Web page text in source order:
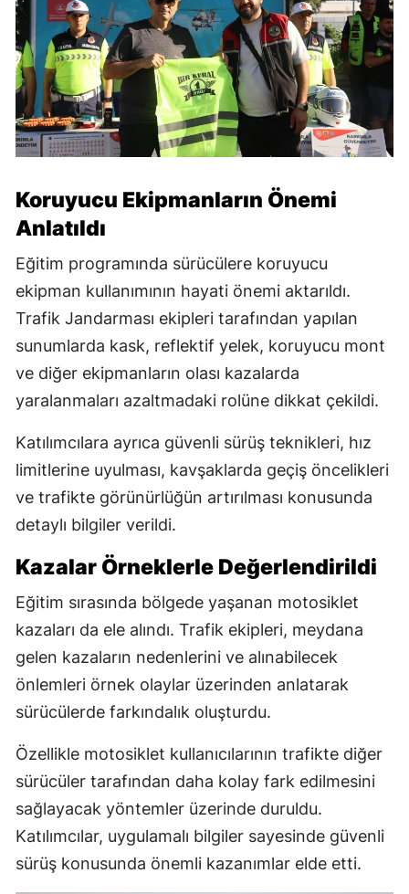
Koruyucu Ekipmanların Önemi
Anlatıldı
Eğitim programında sürücülere koruyucu
ekipman kullanımının hayati önemi aktarıldı.
Trafik Jandarması ekipleri tarafından yapılan
sunumlarda kask, reflektif yelek, koruyucu mont
ve diğer ekipmanların olası kazalarda
yaralanmaları azaltmadaki rolüne dikkat çekildi.
Katılımcılara ayrıca güvenli sürüş teknikleri, hız
limitlerine uyulması, kavşaklarda geçiş öncelikleri
ve trafikte görünürlüğün artırılması konusunda
detaylı bilgiler verildi.
Kazalar Örneklerle Değerlendirildi
Eğitim sırasında bölgede yaşanan motosiklet
kazaları da ele alındı. Trafik ekipleri, meydana
gelen kazaların nedenlerini ve alınabilecek
önlemleri örnek olaylar üzerinden anlatarak
sürücülerde farkındalık oluşturdu.
Özellikle motosiklet kullanıcılarının trafikte diğer
sürücüler tarafından daha kolay fark edilmesini
sağlayacak yöntemler üzerinde duruldu.
Katılımcılar, uygulamalı bilgiler sayesinde güvenli
sürüş konusunda önemli kazanımlar elde etti.